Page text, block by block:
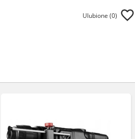
Ulubione (0)